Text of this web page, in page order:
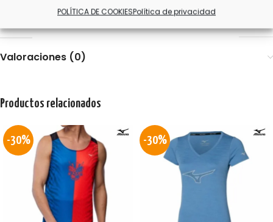
POLÍTICA DE COOKIESPolítica de privacidad
Valoraciones (0)
Productos relacionados
-30% -30%